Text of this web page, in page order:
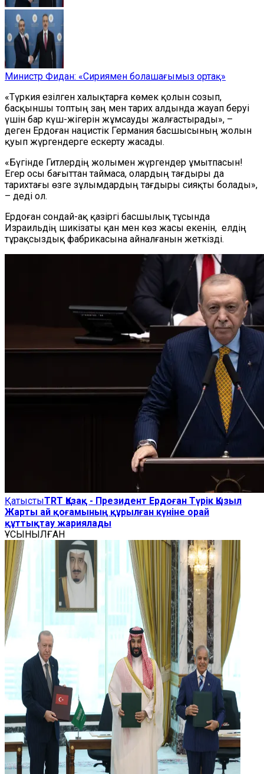
Министр Фидан: «Сириямен болашағымыз ортақ»
«Түркия езілген халықтарға көмек қолын созып,
басқыншы топтың заң мен тарих алдында жауап беруі
үшін бар күш-жігерін жұмсауды жалғастырады», –
деген Ердоған нацистік Германия басшысының жолын
қуып жүргендерге ескерту жасады.
«Бүгінде Гитлердің жолымен жүргендер ұмытпасын!
Егер осы бағыттан таймаса, олардың тағдыры да
тарихтағы өзге зұлымдардың тағдыры сияқты болады»,
– деді ол.
Ердоған сондай-ақ қазіргі басшылық тұсында
Израильдің шикізаты қан мен көз жасы екенін, елдің
тұрақсыздық фабрикасына айналғанын жеткізді.
ҚатыстыTRT Қазақ - Президент Ердоған Түрік Қызыл
Жарты ай қоғамының құрылған күніне орай
құттықтау жариялады
ҰСЫНЫЛҒАН